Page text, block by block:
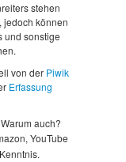
stehen
, jedoch können
und sonstige
von der Piwik
Erfassung
auch?
YouTube